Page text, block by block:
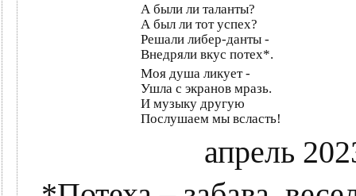
А были ли таланты?
А был ли тот успех?
Решали либер-данты -
Внедряли вкус потех*.
Моя душа ликует -
Ушла с экранов мразь.
И музыку другую
Послушаем мы всласть!
апрель